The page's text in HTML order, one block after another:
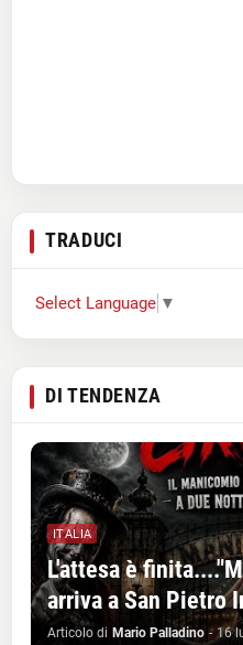
TRADUCI
Select Language ▼
DI TENDENZA
ITALIA
L'attesa è
arriva a San Pietro
Articolo di Mario Palladino - 16